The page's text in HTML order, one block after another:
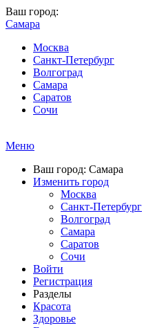
Ваш город:
Самара
Москва
Санкт-Петербург
Волгоград
Самара
Саратов
Сочи
Меню
Ваш город: Самара
Изменить город
Москва
Санкт-Петербург
Волгоград
Самара
Саратов
Сочи
Войти
Регистрация
Разделы
Красота
Здоровье